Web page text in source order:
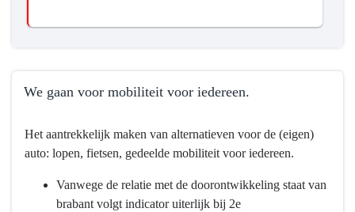
We gaan voor mobiliteit voor iedereen.
naar
navigatie
Programma
Het aantrekkelijk maken van alternatieven voor de (eigen)
auto: lopen, fietsen, gedeelde mobiliteit voor iedereen.
Vanwege de relatie met de doorontwikkeling staat van
brabant volgt indicator uiterlijk bij 2e